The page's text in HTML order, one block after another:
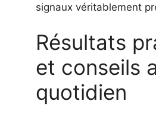
signaux véritablement
Résultats
et conseils
quotidien